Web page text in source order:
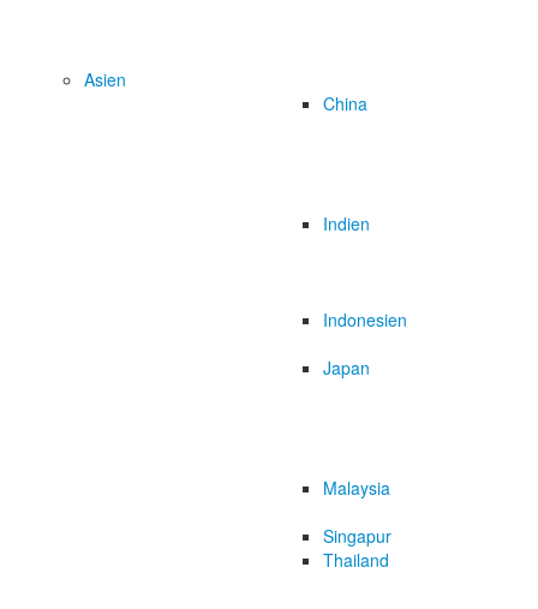
Asien
China
Indien
Indonesien
Japan
Malaysia
Singapur
Thailand